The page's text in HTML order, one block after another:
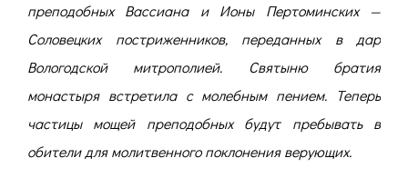
преподобных Вассиана и Ионы Пертоминских —
Соловецких постриженников, переданных в дар
Вологодской митрополией. Святыню братия
монастыря встретила с молебным пением. Теперь
частицы мощей преподобных будут пребывать в
обители для молитвенного поклонения верующих.